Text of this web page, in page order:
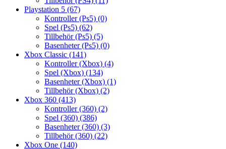
Playstation 5 (67)
Kontroller (Ps5) (0)
Spel (Ps5) (62)
Tillbehör (Ps5) (5)
Basenheter (Ps5) (0)
Xbox Classic (141)
Kontroller (Xbox) (4)
Spel (Xbox) (134)
Basenheter (Xbox) (1)
Tillbehör (Xbox) (2)
Xbox 360 (413)
Kontroller (360) (2)
Spel (360) (386)
Basenheter (360) (3)
Tillbehör (360) (22)
Xbox One (140)